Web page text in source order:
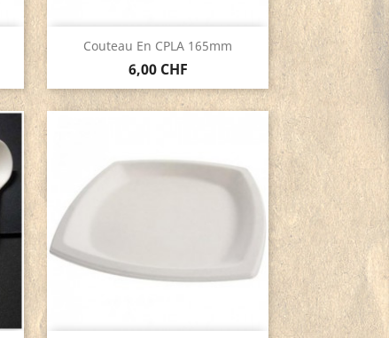
Couteau En CPLA 165mm
6,00 CHF
Aperçu rapide